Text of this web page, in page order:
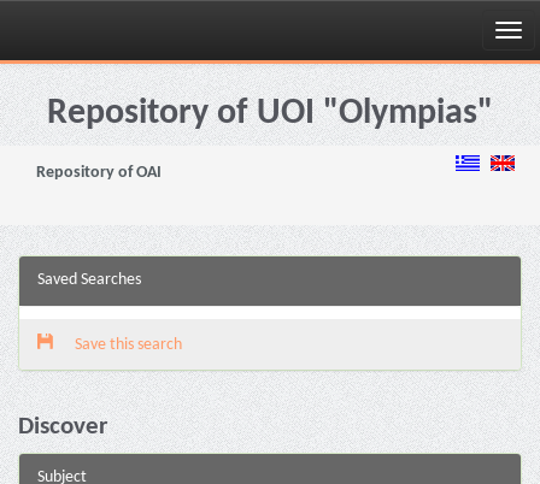
Skip
navigationRepository of UOI "Olympias"
Repository of OAI
Saved Searches
Save this search
Discover
Subject